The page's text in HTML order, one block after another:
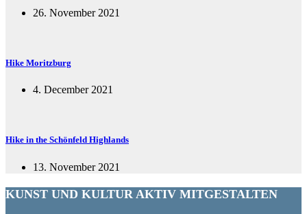
26. November 2021
Hike Moritzburg
4. December 2021
Hike in the Schönfeld Highlands
13. November 2021
KUNST UND KULTUR AKTIV MITGESTALTEN